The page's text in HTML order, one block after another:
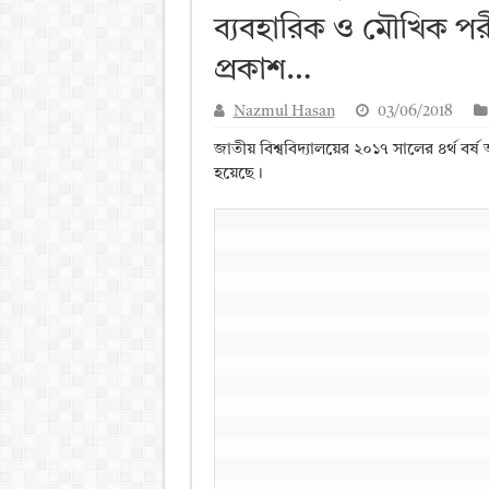
আলিম পরীক্ষার রেজাল্ট ২০২৫
দিনাজপুর বোর্ড এইচএসসি
সিলেট বোর্ড এইচএসসি
ব্যবহারিক ও মৌখিক
প্রকাশ…
Nazmul Hasan 03/06/2018
জাতীয় বিশ্ববিদ্যালয়ের ২০১৭ সালের ৪র্থ
হয়েছে।